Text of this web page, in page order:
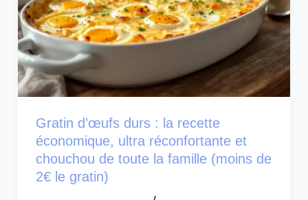
Gratin d’œufs durs : la recette
économique, ultra réconfortante et
chouchou de toute la famille (moins de
2€ le gratin)